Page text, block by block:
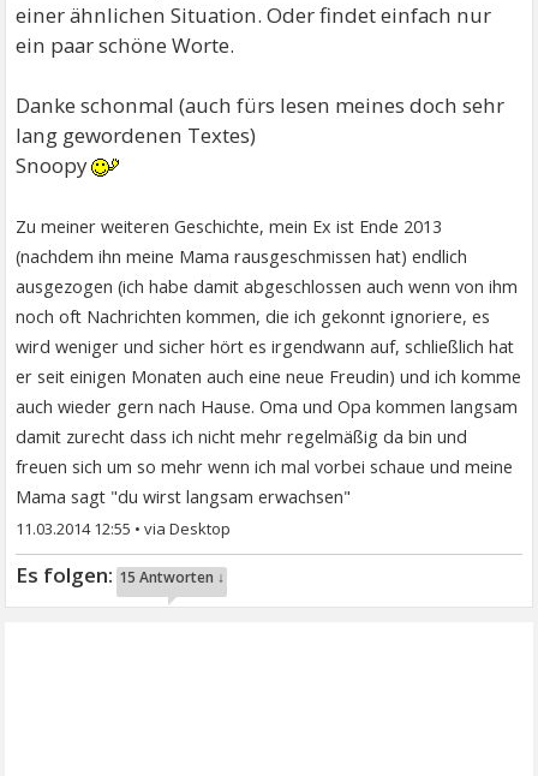
einer ähnlichen Situation. Oder findet einfach nur
ein paar schöne Worte.
Danke schonmal (auch fürs lesen meines doch sehr
lang gewordenen Textes)
Snoopy
Zu meiner weiteren Geschichte, mein Ex ist Ende 2013
(nachdem ihn meine Mama rausgeschmissen hat) endlich
ausgezogen (ich habe damit abgeschlossen auch wenn von ihm
noch oft Nachrichten kommen, die ich gekonnt ignoriere, es
wird weniger und sicher hört es irgendwann auf, schließlich hat
er seit einigen Monaten auch eine neue Freudin) und ich komme
auch wieder gern nach Hause. Oma und Opa kommen langsam
damit zurecht dass ich nicht mehr regelmäßig da bin und
freuen sich um so mehr wenn ich mal vorbei schaue und meine
Mama sagt "du wirst langsam erwachsen"
11.03.2014 12:55 •
15 Antworten ↓